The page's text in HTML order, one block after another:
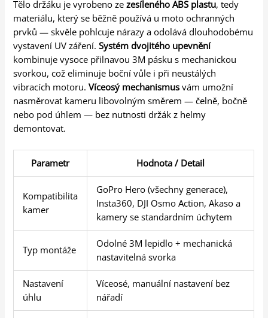
Tělo držáku je vyrobeno zezesíleného ABS plastu, tedy
materiálu, který se běžně používá u moto ochranných
prvků — skvěle pohlcuje nárazy a odolává dlouhodobému
vystavení UV záření.Systém dvojitého upevnění
kombinuje vysoce přilnavou 3M pásku s mechanickou
svorkou, což eliminuje boční vůle i při neustálých
vibracích motoru.Víceosý mechanismus vám umožní
nasměrovat kameru libovolným směrem — čelně, bočně
nebo pod úhlem — bez nutnosti držák z helmy
demontovat.
Parametr Hodnota / Detail
Kompatibilita
kamer
GoPro Hero (všechny generace),
Insta360, DJI Osmo Action, Akaso a
kamery se standardním úchytem
Typ montáže
Odolné 3M lepidlo + mechanická
nastavitelná svorka
Nastavení
úhlu
Víceosé, manuální nastavení bez
nářadí